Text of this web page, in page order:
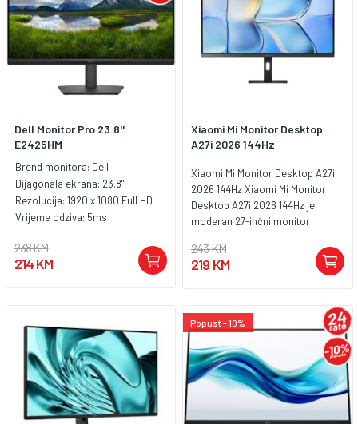
Dell Monitor Pro 23.8''
E2425HM
Brend monitora: Dell
Dijagonala ekrana: 23.8"
Rezolucija: 1920 x 1080 Full HD
Vrijeme odziva: 5ms
238 KM
214 KM
Xiaomi Mi Monitor Desktop
A27i 2026 144Hz
Xiaomi Mi Monitor Desktop A27i
2026 144Hz Xiaomi Mi Monitor
Desktop A27i 2026 144Hz je
moderan 27-inčni monitor
multimediju i svakodnevnu
upotrebu. Sa Full HD rezolucijom,
gledanja, pruža jasan, fluidan i
ugodan prikaz slike. Ključne
karakteristike: Ekran:Monitor
dolazi sa 27″ IPS ekranom i Full
HD rezolucijom 1920 × 1080, što
omogućava oštar i pregledan
prikaz za rad, internet, video
243 KM
219 KM
Popust - 10%